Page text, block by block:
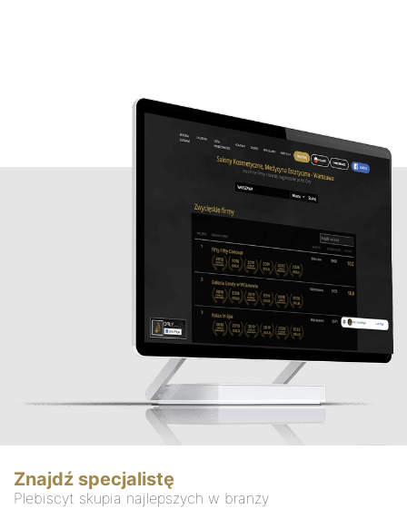
Znajdź specjalistę
Plebiscyt skupia najlepszych w branży